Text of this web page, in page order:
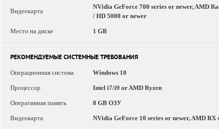
Видеокарта
NVidia GeForce 700 series or newer, AMD
/ HD 5000 or newer
Место на диске 1 GB
РЕКОМЕНДУЕМЫЕ СИСТЕМНЫЕ ТРЕБОВАНИЯ
Операционная система
Windows 10
Процессор Intel i7/i9 or AMD Ryzen
Оперативная память 8 GB ОЗУ
Видеокарта NVidia GeForce 10 series or newer, AMD RX